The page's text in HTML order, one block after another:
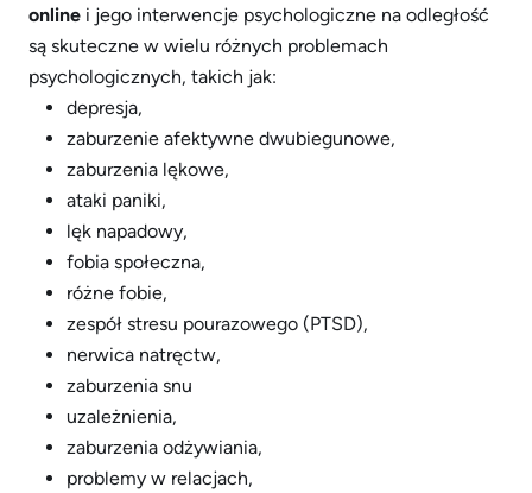
online i jego interwencje psychologiczne na odległość
są skuteczne w wielu różnych problemach
psychologicznych, takich jak:
depresja,
zaburzenie afektywne dwubiegunowe,
zaburzenia lękowe,
ataki paniki,
lęk napadowy,
fobia społeczna,
różne fobie,
zespół stresu pourazowego (PTSD),
nerwica natręctw,
zaburzenia snu
uzależnienia,
zaburzenia odżywiania,
problemy w relacjach,